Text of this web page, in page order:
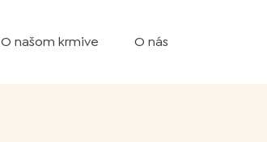
O našom krmive O nás